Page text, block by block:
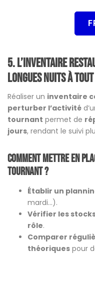
5. L’inventaire
longues nuits à
Réaliser un inventaire
perturber l’activité
tournant permet de
jours, rendant le suivi
Comment mettre en
tournant ?
Établir un
mardi…).
Vérifier les
rôle.
Comparer
théoriques pour